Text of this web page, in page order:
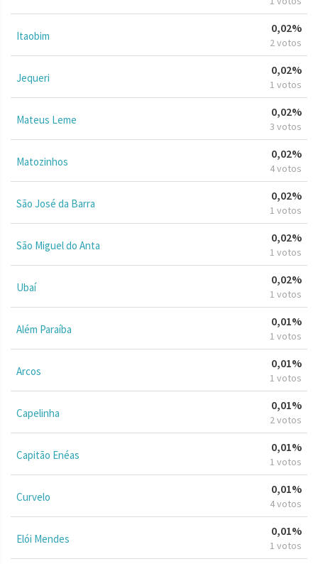
Itaobim
0,02%
2 votos
Jequeri
0,02%
1 votos
Mateus Leme
0,02%
3 votos
Matozinhos
0,02%
4 votos
São José da Barra
0,02%
1 votos
São Miguel do Anta
0,02%
1 votos
Ubaí
0,02%
1 votos
Além Paraíba
0,01%
1 votos
Arcos
0,01%
1 votos
Capelinha
0,01%
2 votos
Capitão Enéas
0,01%
1 votos
Curvelo
0,01%
4 votos
Elói Mendes
0,01%
1 votos